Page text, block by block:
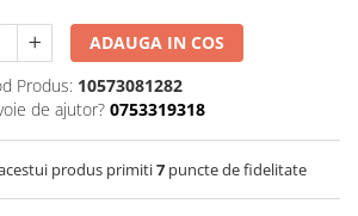
ADAUGA IN COS
Produs: 10573081282
de ajutor? 0753319318
produs primiti7 puncte de fidelitate